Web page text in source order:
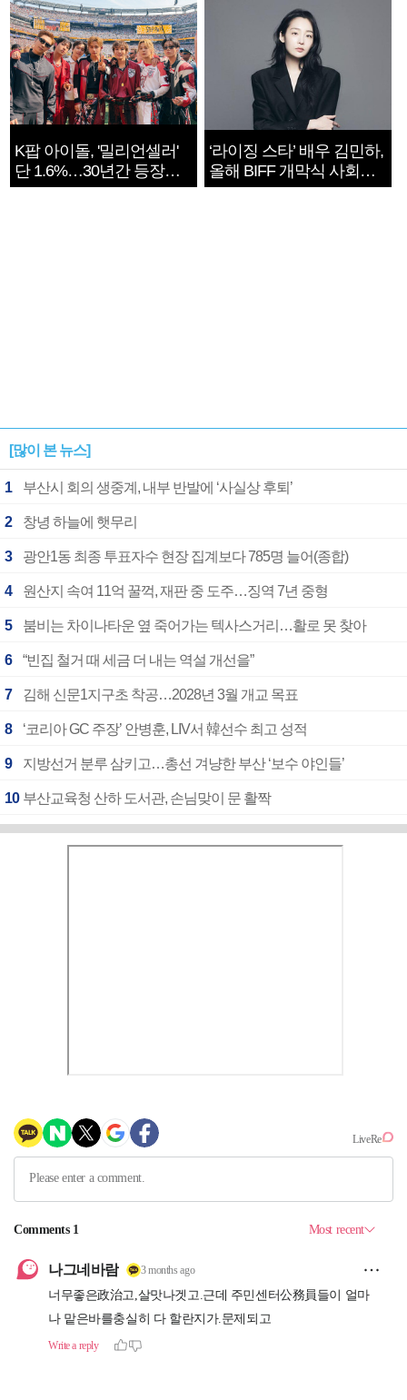
K팝 아이돌, '밀리언셀러'
단 1.6%…30년간 등장
1182개팀 전수조사
‘라이징 스타’ 배우 김민하,
올해 BIFF 개막식 사회자
확정
[많이 본 뉴스]
1 부산시 회의 생중계, 내부 반발에 ‘사실상 후퇴’
2 창녕 하늘에 햇무리
3 광안1동 최종 투표자수 현장 집계보다 785명 늘어(종합)
4 원산지 속여 11억 꿀꺽, 재판 중 도주…징역 7년 중형
5 붐비는 차이나타운 옆 죽어가는 텍사스거리…활로 못 찾아
6 “빈집 철거 때 세금 더 내는 역설 개선을”
7 김해 신문1지구초 착공…2028년 3월 개교 목표
8 ‘코리아 GC 주장’ 안병훈, LIV서 韓선수 최고 성적
9 지방선거 분루 삼키고…총선 겨냥한 부산 ‘보수 야인들’
10 부산교육청 산하 도서관, 손님맞이 문 활짝